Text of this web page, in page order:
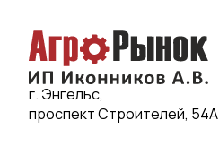
г. Энгельс,
проспект Строителей, 54А